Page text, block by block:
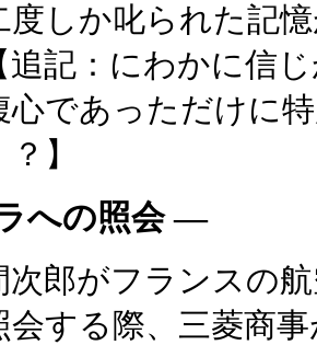
度しか叱られた記
：にわかに信じ
心であっただけに
】
への照会 ―
郎がフランスの
会する際、三菱商